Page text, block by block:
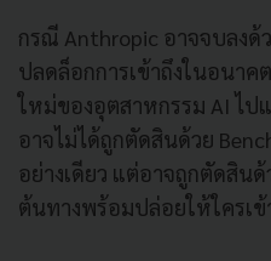
กรณี Anthropic อาจจบลงด้
ปลดล็อกการเข้าถึงในอนา
ใหม่ของอุตสาหกรรม AI ไป
อาจไม่ได้ถูกตัดสินด้วย
อย่างเดียว แต่อาจถูกตัดสิน
ต้นทางพร้อมปล่อยให้ใครเ